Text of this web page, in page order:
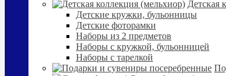
Детская
Детские кружки, бульонницы
Детские фоторамки
Наборы из 2 предметов
Наборы с кружкой, бульонницей
Наборы с тарелкой